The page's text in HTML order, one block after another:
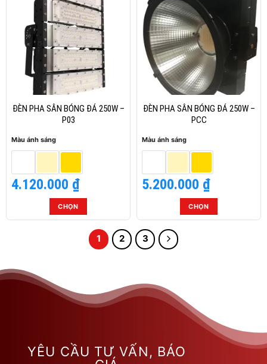
có
nhiều
biến
thể.
Các
tùy
chọn
có
thể
được
trang
phẩm
có
nhiều
biến
thể.
Các
tùy
chọn
có
thể
được
trang
phẩm
ĐÈN PHA SÂN BÓNG ĐÁ 250W –
P03
Màu ánh sáng
4.120.000 ₫
CHỌN
Sản
phẩm
thể.
Các
có
thể
ĐÈN PHA SÂN BÓNG ĐÁ 250W –
PCC
Màu ánh sáng
5.200.000 ₫
CHỌN
Sản
Các
tùy
chọn
1 2 3
YÊU CẦU TƯ VẤN, BÁO